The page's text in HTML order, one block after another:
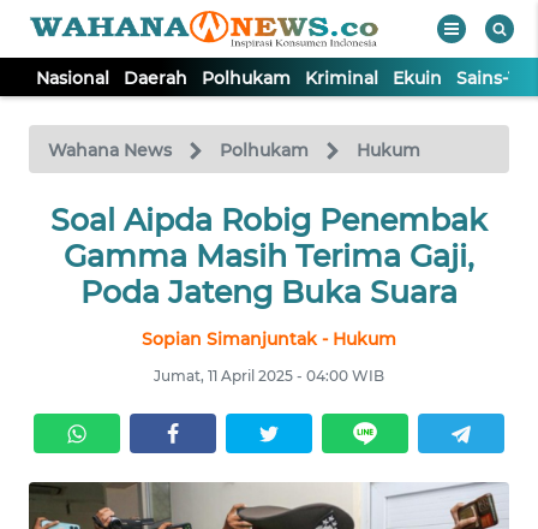
Nasional Daerah Polhukam Kriminal Ekuin Sains-
Wahana News Polhukam Hukum
Soal Aipda Robig Penembak
Gamma Masih Terima Gaji,
Poda Jateng Buka Suara
Sopian Simanjuntak - Hukum
Jumat, 11 April 2025 - 04:00 WIB
TV
Tutup
NASIONAL
DAERAH
KRIMINAL
EKUIN